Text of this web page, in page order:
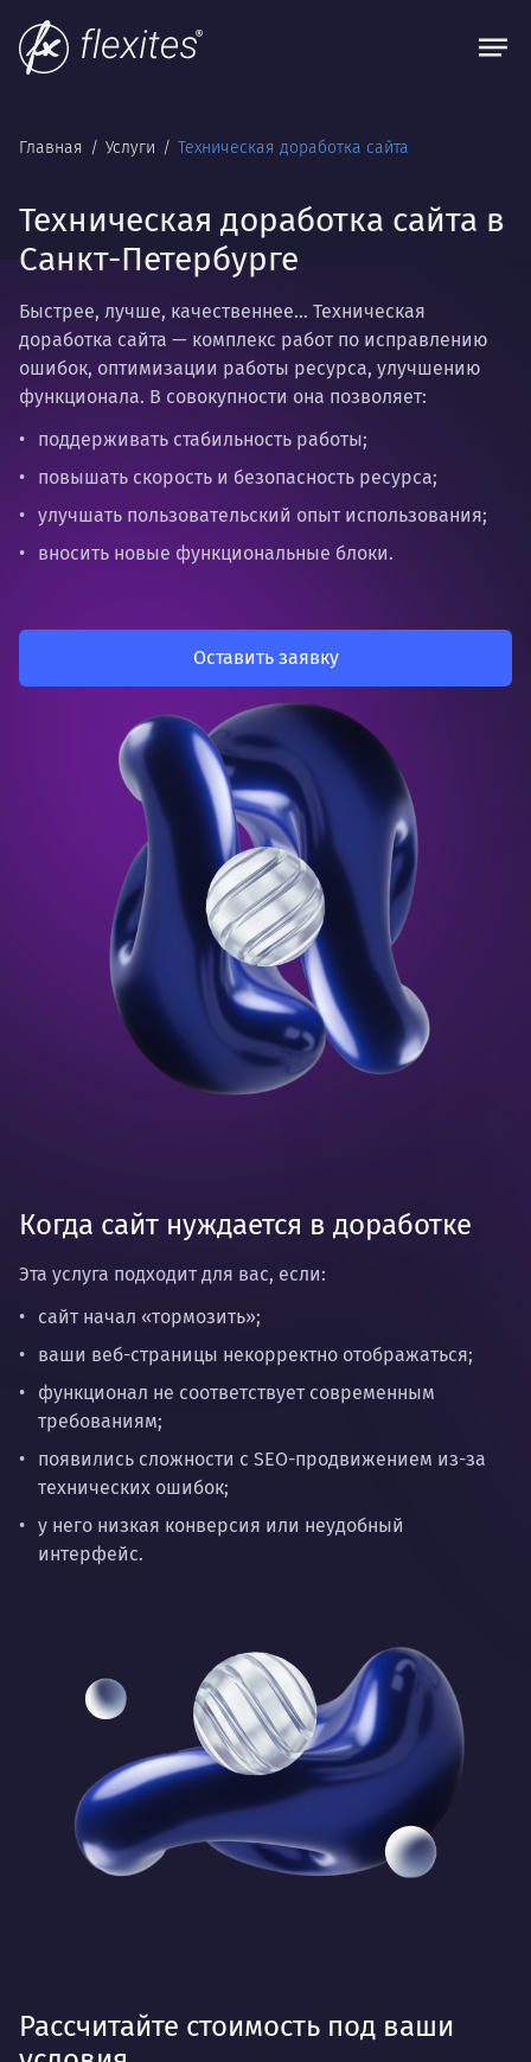
Главная Услуги Техническая доработка сайта
Техническая доработка сайта в
Санкт-Петербурге
Быстрее, лучше, качественнее… Техническая
доработка сайта — комплекс работ по исправлению
ошибок, оптимизации работы ресурса, улучшению
функционала. В совокупности она позволяет:
поддерживать стабильность работы;
повышать скорость и безопасность ресурса;
улучшать пользовательский опыт использования;
вносить новые функциональные блоки.
Оставить заявку
Когда сайт нуждается в доработке
Эта услуга подходит для вас, если:
сайт начал «тормозить»;
ваши веб-страницы некорректно отображаться;
функционал не соответствует современным
требованиям;
появились сложности с SEO-продвижением из-за
технических ошибок;
у него низкая конверсия или неудобный
интерфейс.
Рассчитайте стоимость под ваши